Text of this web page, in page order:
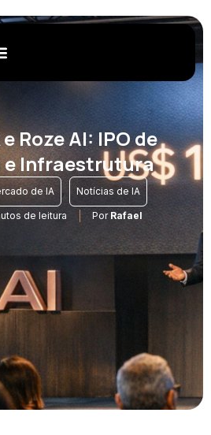
Roze AI: IPO de
e Infraestrutura
de IA , Notícias de IA
de leitura Por Rafael